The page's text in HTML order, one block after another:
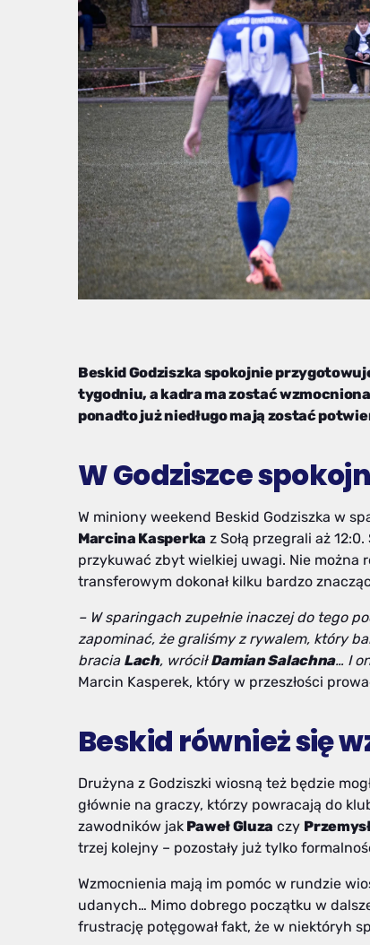
Beskid Godziszka spokojnie
tygodniu, a kadra ma zostać
ponadto już niedługo mają zostać
W Godziszce
W miniony weekend Beskid Godziszka w
Marcina Kasperka z Sołą przegrali aż
przykuwać zbyt wielkiej uwagi. Nie można
transferowym dokonał kilku bardzo
– W sparingach zupełnie inaczej do tego
zapominać, że graliśmy z rywalem, który
bracia Lach, wróciłDamian Salachna… I
Marcin Kasperek, który w przeszłości
Beskid również się
Drużyna z Godziszki wiosną też będzie
głównie na graczy, którzy powracają do
zawodników jak Paweł Gluza czy
trzej kolejny – pozostały już tylko
Wzmocnienia mają im pomóc w rundzie
udanych… Mimo dobrego początku w
frustrację potęgował fakt, że w niektóryh